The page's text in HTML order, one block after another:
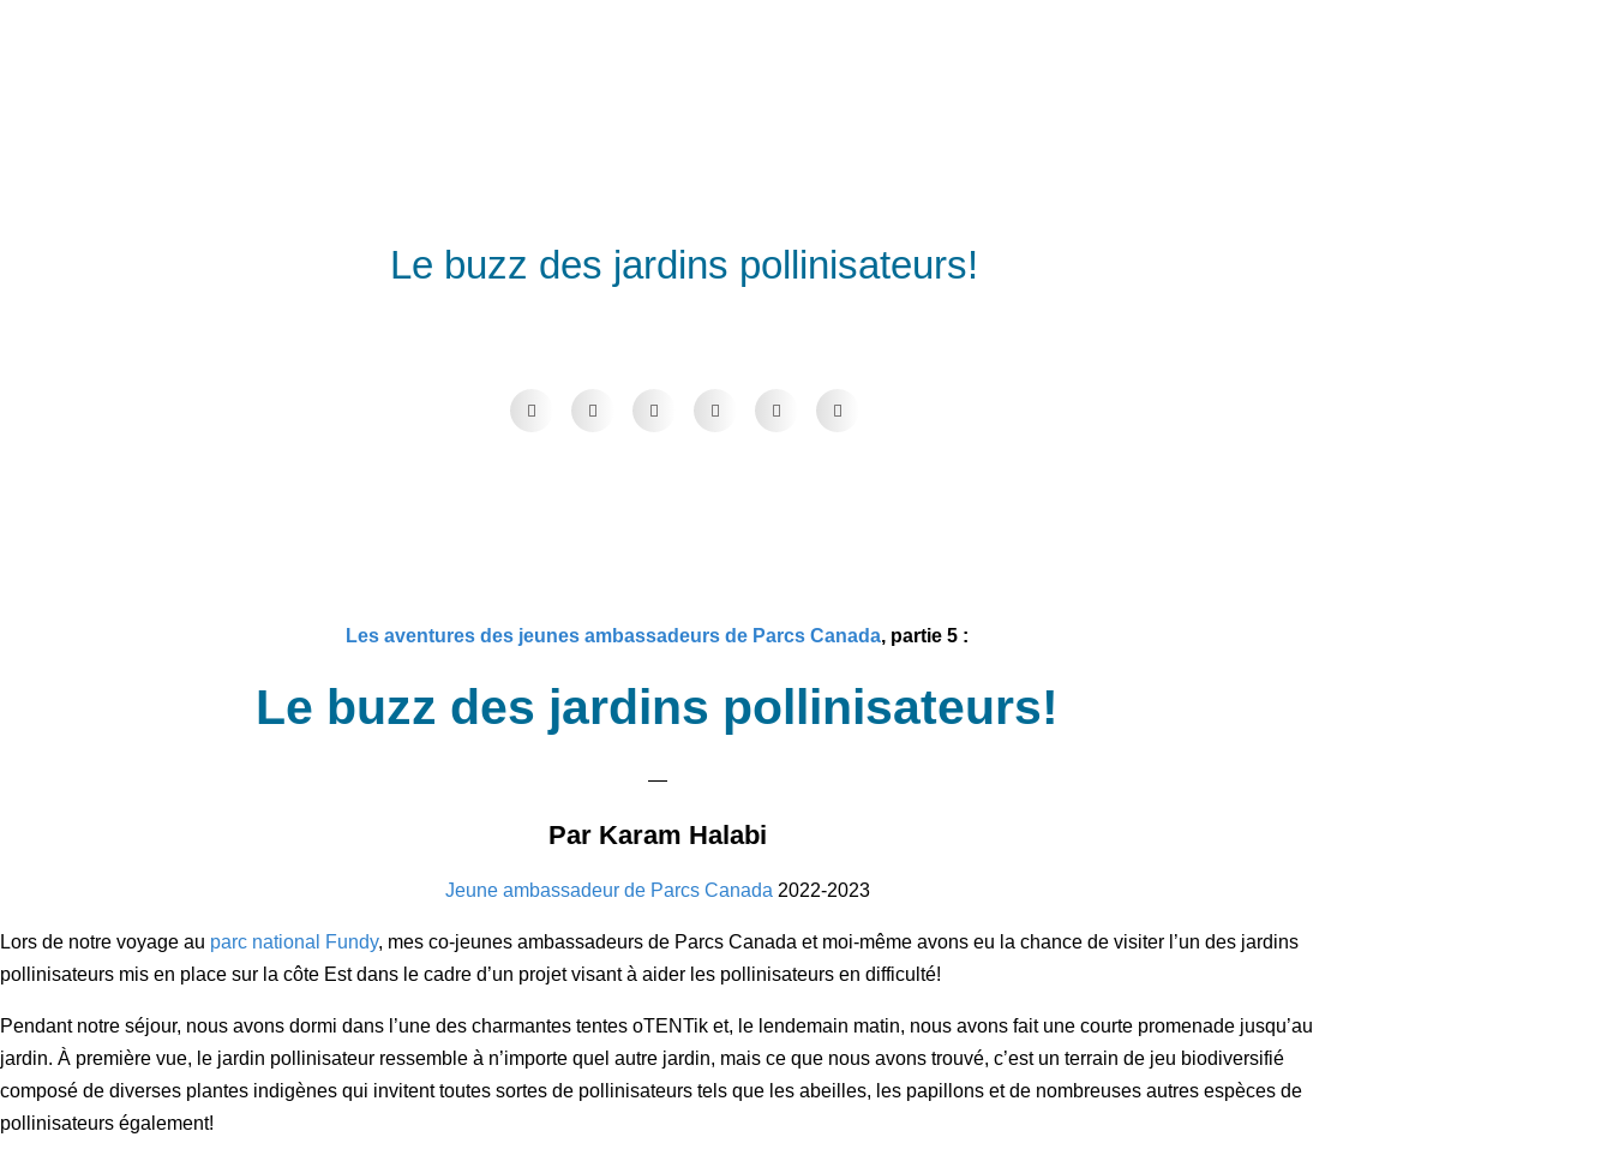
Le buzz des jardins pollinisateurs!
Les aventures des jeunes ambassadeurs de Parcs Canada, partie 5 :
Le buzz des jardins pollinisateurs!
—
Par Karam Halabi
Jeune ambassadeur de Parcs Canada 2022-2023
Lors de notre voyage au parc national Fundy, mes co-jeunes ambassadeurs de Parcs Canada et moi-même avons eu la chance de visiter l’un des jardins
pollinisateurs mis en place sur la côte Est dans le cadre d’un projet visant à aider les pollinisateurs en difficulté!
Pendant notre séjour, nous avons dormi dans l’une des charmantes tentes oTENTik et, le lendemain matin, nous avons fait une courte promenade jusqu’au
jardin. À première vue, le jardin pollinisateur ressemble à n’importe quel autre jardin, mais ce que nous avons trouvé, c’est un terrain de jeu biodiversifié
composé de diverses plantes indigènes qui invitent toutes sortes de pollinisateurs tels que les abeilles, les papillons et de nombreuses autres espèces de
pollinisateurs également!